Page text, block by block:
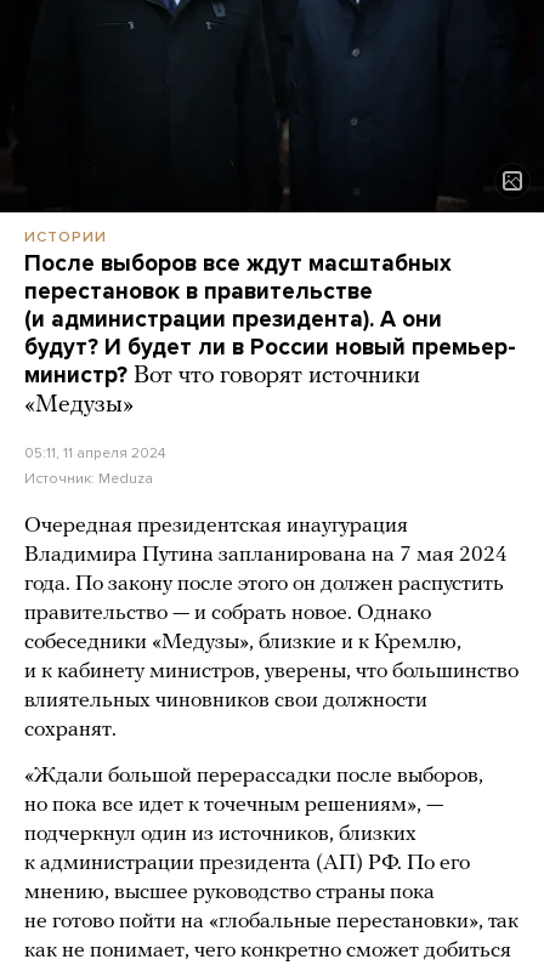
ИСТОРИИ
После выборов все ждут масштабных
перестановок в правительстве
(и администрации президента). А они
будут? И будет ли в России новый премьер-
министр? Вот что говорят источники
«Медузы»
05:11, 11 апреля 2024
Источник: Meduza
Очередная президентская инаугурация
Владимира Путина запланирована на 7 мая 2024
года. По закону после этого он должен распустить
правительство — и собрать новое. Однако
собеседники «Медузы», близкие и к Кремлю,
и к кабинету министров, уверены, что большинство
влиятельных чиновников свои должности
сохранят.
«Ждали большой перерассадки после выборов,
но пока все идет к точечным решениям», —
подчеркнул один из источников, близких
к администрации президента (АП) РФ. По его
мнению, высшее руководство страны пока
не готово пойти на «глобальные перестановки», так
как не понимает, чего конкретно сможет добиться